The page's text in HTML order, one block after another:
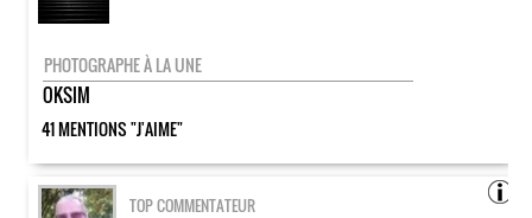
PHOTOGRAPHE À LA UNE
OKSIM
41 MENTIONS "J'AIME"
TOP COMMENTATEUR